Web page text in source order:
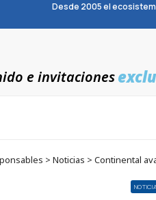
Desde 2005 el
e invitaciones
> Noticias > Continental